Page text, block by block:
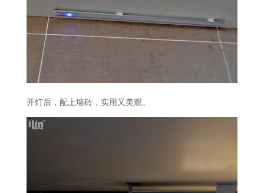
开灯后，配上墙砖，实用又美观。